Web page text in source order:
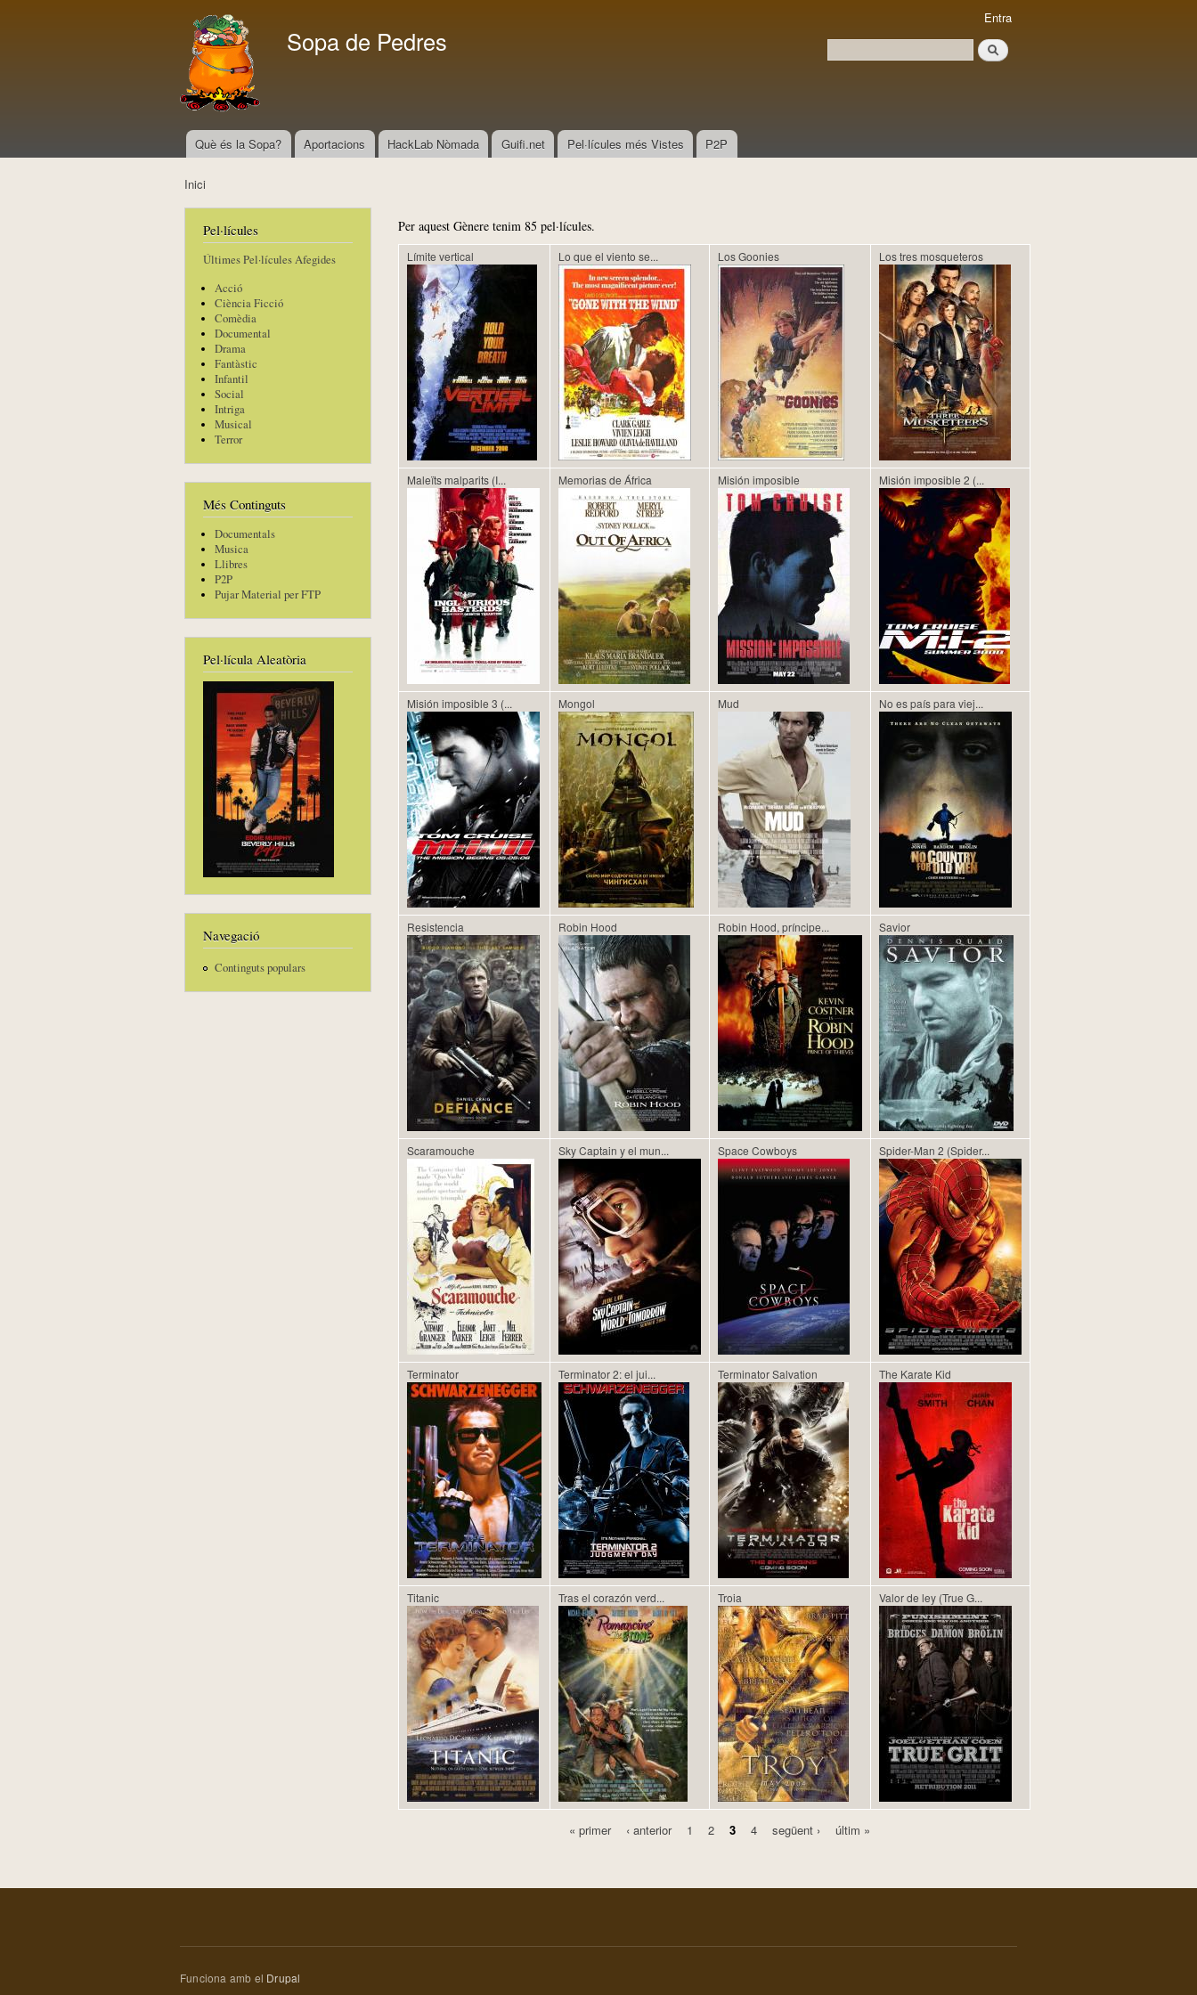
Sopa de Pedres
Formulari de cerca
Cerca
Menú principal
Què és la Sopa? Aportacions HackLab Nòmada Guifi.net Pel·lícules més Vistes P2P
Entra
Inici
Pel·lícules
Últimes Pel·lícules Afegides
Acció
Ciència Ficció
Comèdia
Documental
Drama
Fantàstic
Infantil
Social
Intriga
Musical
Terror
Més Continguts
Documentals
Musica
Llibres
P2P
Pujar Material per FTP
Pel·lícula Aleatòria
Navegació
Continguts populars
Per aquest Gènere tenim 85 pel·lícules.
Límite vertical Lo que el viento se... Los Goonies Los tres mosqueteros
Maleïts malparits (I... Memorias de África Misión imposible Misión imposible 2 (...
Misión imposible 3 (... Mongol Mud No es país para viej...
Resistencia Robin Hood Robin Hood, príncipe... Savior
Scaramouche Sky Captain y el mun... Space Cowboys Spider-Man 2 (Spider...
Terminator Terminator 2: el jui... Terminator Salvation The Karate Kid
Titanic Tras el corazón verd... Troia Valor de ley (True G...
« primer ‹ anterior 1 2 3 4 següent › últim »
Funciona amb el Drupal